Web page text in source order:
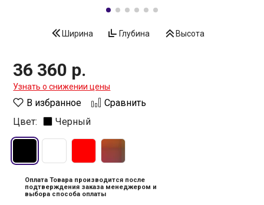
Ширина Глубина Высота
36 360 р.
Узнать о снижении цены
В избранное
Сравнить
Цвет:
Черный
Оплата Товара производится после
подтверждения заказа менеджером и
выбора способа оплаты